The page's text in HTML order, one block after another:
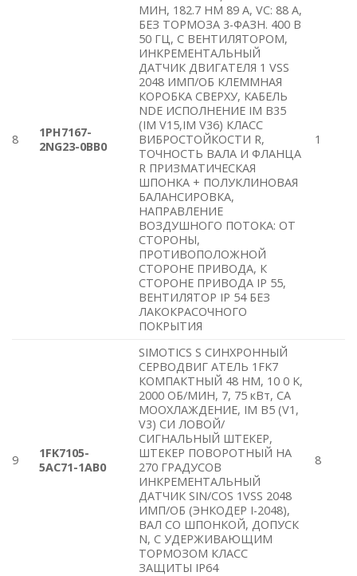
8
1PH7167-
2NG23-0BB0
МИН, 182.7 HM 89 A, VC: 88 A,
БЕЗ ТОРМОЗА 3-ФАЗН. 400 В
50 ГЦ, С ВЕНТИЛЯТОРОМ,
ИНКРЕМЕНТАЛЬНЫЙ
ДАТЧИК ДВИГАТЕЛЯ 1 VSS
2048 ИМП/ОБ КЛЕММНАЯ
КОРОБКА СВЕРХУ, КАБЕЛЬ
NDE ИСПОЛНЕНИЕ IM B35
(IM V15,IM V36) КЛАСС
ВИБРОСТОЙКОСТИ R,
ТОЧНОСТЬ ВАЛА И ФЛАНЦА
R ПРИЗМАТИЧЕСКАЯ
ШПОНКА + ПОЛУКЛИНОВАЯ
БАЛАНСИРОВКА,
НАПРАВЛЕНИЕ
ВОЗДУШНОГО ПОТОКА: ОТ
СТОРОНЫ,
ПРОТИВОПОЛОЖНОЙ
СТОРОНЕ ПРИВОДА, К
СТОРОНЕ ПРИВОДА IP 55,
ВЕНТИЛЯТОР IP 54 БЕЗ
ЛАКОКРАСОЧНОГО
ПОКРЫТИЯ
1
9
1FK7105-
5AC71-1AB0
SIMOTICS S СИНХРОННЫЙ
СЕРВОДВИГ АТЕЛЬ 1FK7
КОМПАКТНЫЙ 48 HM, 10 0 K,
2000 ОБ/МИН, 7, 75 кВт, СА
МООХЛАЖДЕНИЕ, IM B5 (V1,
V3) СИ ЛОВОЙ/
СИГНАЛЬНЫЙ ШТЕКЕР,
ШТЕКЕР ПОВОРОТНЫЙ НА
270 ГРАДУСОВ
ИНКРЕМЕНТАЛЬНЫЙ
ДАТЧИК SIN/COS 1VSS 2048
ИМП/ОБ (ЭНКОДЕР I-2048),
ВАЛ СО ШПОНКОЙ, ДОПУСК
N, С УДЕРЖИВАЮЩИМ
ТОРМОЗОМ КЛАСС
ЗАЩИТЫ IP64
8